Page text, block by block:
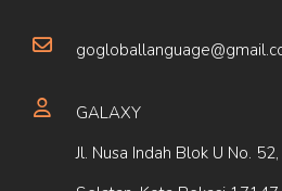
GALAXY
Jl. Nusa Indah Blok U No.